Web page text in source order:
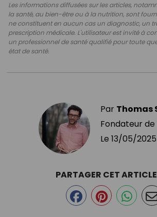
Les informations diffusées sur les articles,
la santé, au bien-être ou à la nutrition, sont
ne constituent en aucun cas un diagnostic, un
prescription médicale. L'utilisateur est invité à
un professionnel de santé qualifié pour toute
état de santé.
Par Thomas
Fondateur de
Le 13/05/2025
PARTAGER CET